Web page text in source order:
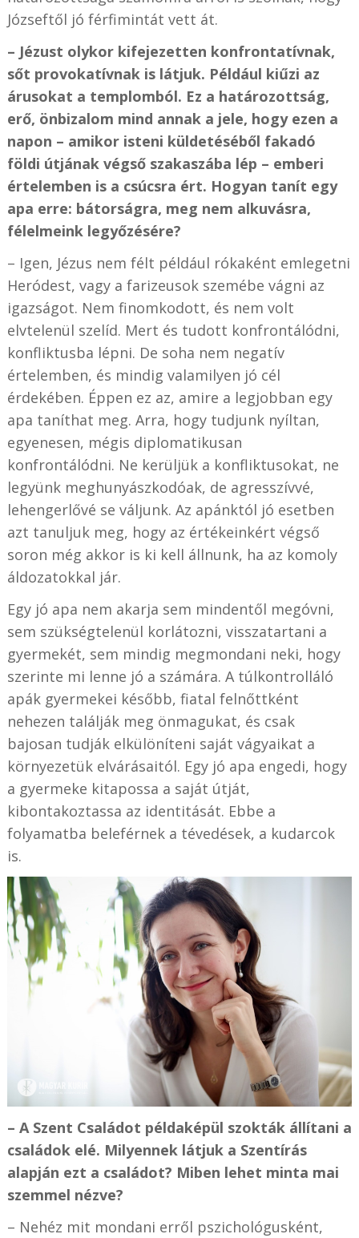
Józseftől jó férfimintát vett át.
– Jézust olykor kifejezetten konfrontatívnak,
sőt provokatívnak is látjuk. Például kiűzi az
árusokat a templomból. Ez a határozottság,
erő, önbizalom mind annak a jele, hogy ezen a
napon – amikor isteni küldetéséből fakadó
földi útjának végső szakaszába lép – emberi
értelemben is a csúcsra ért. Hogyan tanít egy
apa erre: bátorságra, meg nem alkuvásra,
félelmeink legyőzésére?
– Igen, Jézus nem félt például rókaként emlegetni
Heródest, vagy a farizeusok szemébe vágni az
igazságot. Nem finomkodott, és nem volt
elvtelenül szelíd. Mert és tudott konfrontálódni,
konfliktusba lépni. De soha nem negatív
értelemben, és mindig valamilyen jó cél
érdekében. Éppen ez az, amire a legjobban egy
apa taníthat meg. Arra, hogy tudjunk nyíltan,
egyenesen, mégis diplomatikusan
konfrontálódni. Ne kerüljük a konfliktusokat, ne
legyünk meghunyászkodóak, de agresszívvé,
lehengerlővé se váljunk. Az apánktól jó esetben
azt tanuljuk meg, hogy az értékeinkért végső
soron még akkor is ki kell állnunk, ha az komoly
áldozatokkal jár.
Egy jó apa nem akarja sem mindentől megóvni,
sem szükségtelenül korlátozni, visszatartani a
gyermekét, sem mindig megmondani neki, hogy
szerinte mi lenne jó a számára. A túlkontrolláló
apák gyermekei később, fiatal felnőttként
nehezen találják meg önmagukat, és csak
bajosan tudják elkülöníteni saját vágyaikat a
környezetük elvárásaitól. Egy jó apa engedi, hogy
a gyermeke kitapossa a saját útját,
kibontakoztassa az identitását. Ebbe a
folyamatba beleférnek a tévedések, a kudarcok
is.
– A Szent Családot példaképül szokták állítani a
családok elé. Milyennek látjuk a Szentírás
alapján ezt a családot? Miben lehet minta mai
szemmel nézve?
– Nehéz mit mondani erről pszichológusként,